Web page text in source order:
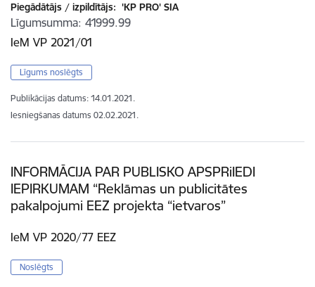
Piegādātājs / izpildītājs: 'KP PRO' SIA
Līgumsumma 41999.99
IeM VP 2021/01
Līgums noslēgts
Publikācijas datums: 14.01.2021.
Iesniegšanas datums 02.02.2021.
INFORMĀCIJA PAR PUBLISKO APSPRiIEDI
IEPIRKUMAM “Reklāmas un publicitātes
pakalpojumi EEZ projekta “ietvaros”
IeM VP 2020/77 EEZ
Noslēgts